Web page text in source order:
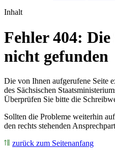
Inhalt
Fehler 404:
nicht gefunden
Die von Ihnen aufgerufene Seite
des Sächsischen
Überprüfen Sie bitte die
Sollten die Probleme weiterhin
den rechts stehenden
zurück zum Seitenanfang